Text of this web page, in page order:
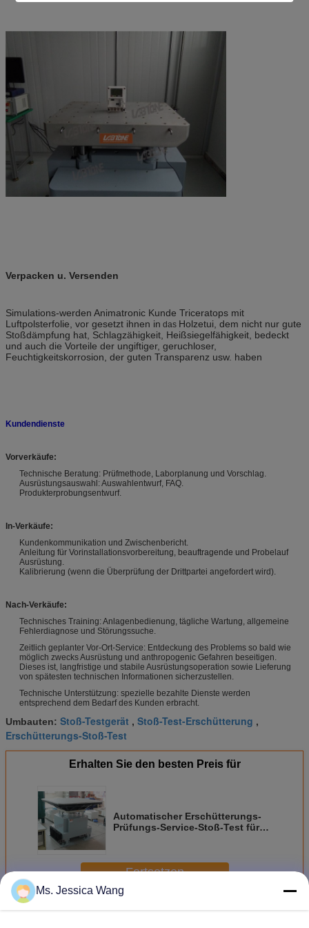
Verpacken u. Versenden
Simulations-werden Animatronic Kunde Triceratops mit
Luftpolsterfolie, vor gesetzt ihnen in das Holzetui, dem nicht nur gute
Stoßdämpfung hat, Schlagzähigkeit, Heißsiegelfähigkeit, bedeckt
und auch die Vorteile der ungiftiger, geruchloser,
Feuchtigkeitskorrosion, der guten Transparenz usw. haben
Kundendienste
Vorverkäufe:
Technische Beratung: Prüfmethode, Laborplanung und Vorschlag.
Ausrüstungsauswahl: Auswahlentwurf, FAQ.
Produkterprobungsentwurf.
In-Verkäufe:
Kundenkommunikation und Zwischenbericht.
Anleitung für Vorinstallationsvorbereitung, beauftragende und Probelauf
Ausrüstung.
Kalibrierung (wenn die Überprüfung der Drittpartei angefordert wird).
Nach-Verkäufe:
Technisches Training: Anlagenbedienung, tägliche Wartung, allgemeine
Fehlerdiagnose und Störungssuche.
Zeitlich geplanter Vor-Ort-Service: Entdeckung des Problems so bald wie
möglich zwecks Ausrüstung und anthropogenic Gefahren beseitigen.
Dieses ist, langfristige und stabile Ausrüstungsoperation sowie Lieferung
von spätesten technischen Informationen sicherzustellen.
Technische Unterstützung: spezielle bezahlte Dienste werden
entsprechend dem Bedarf des Kunden erbracht.
Umbauten: Stoß-Testgerät , Stoß-Test-Erschütterung ,
Erschütterungs-Stoß-Test
Erhalten Sie den besten Preis für
Automatischer Erschütterungs-
Prüfungs-Service-Stoß-Test für
Fortsetzen
MehrBeule Prüfmaschine
Ms. Jessica Wang